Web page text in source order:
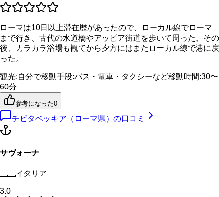
ローマは10日以上滞在歴があったので、ローカル線でローマ
まで行き、古代の水道橋やアッピア街道を歩いて周った。その
後、カラカラ浴場も観てから夕方にはまたローカル線で港に戻
った。
観光:自分で移動手段:バス・電車・タクシーなど移動時間:30〜
60分
参考になった0
チビタベッキア（ローマ県） の口コミ
サヴォーナ
🇮🇹イタリア
3.0